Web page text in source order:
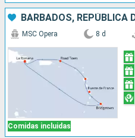
BARBADOS, REPÚBLICA
Comidas incluidas
MSC Opera 8 d